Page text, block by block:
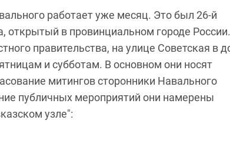
работает уже месяц. Это был 26-й
открытый в провинциальном городе России.
правительства, на улице Советская в
и субботам. В основном они носят
митингов сторонники Навального
публичных мероприятий они намерены
узле":